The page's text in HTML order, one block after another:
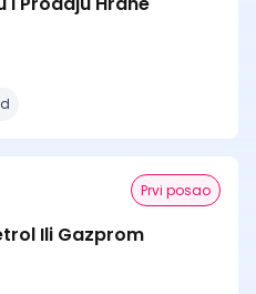
Prvi posao
Ili Gazprom